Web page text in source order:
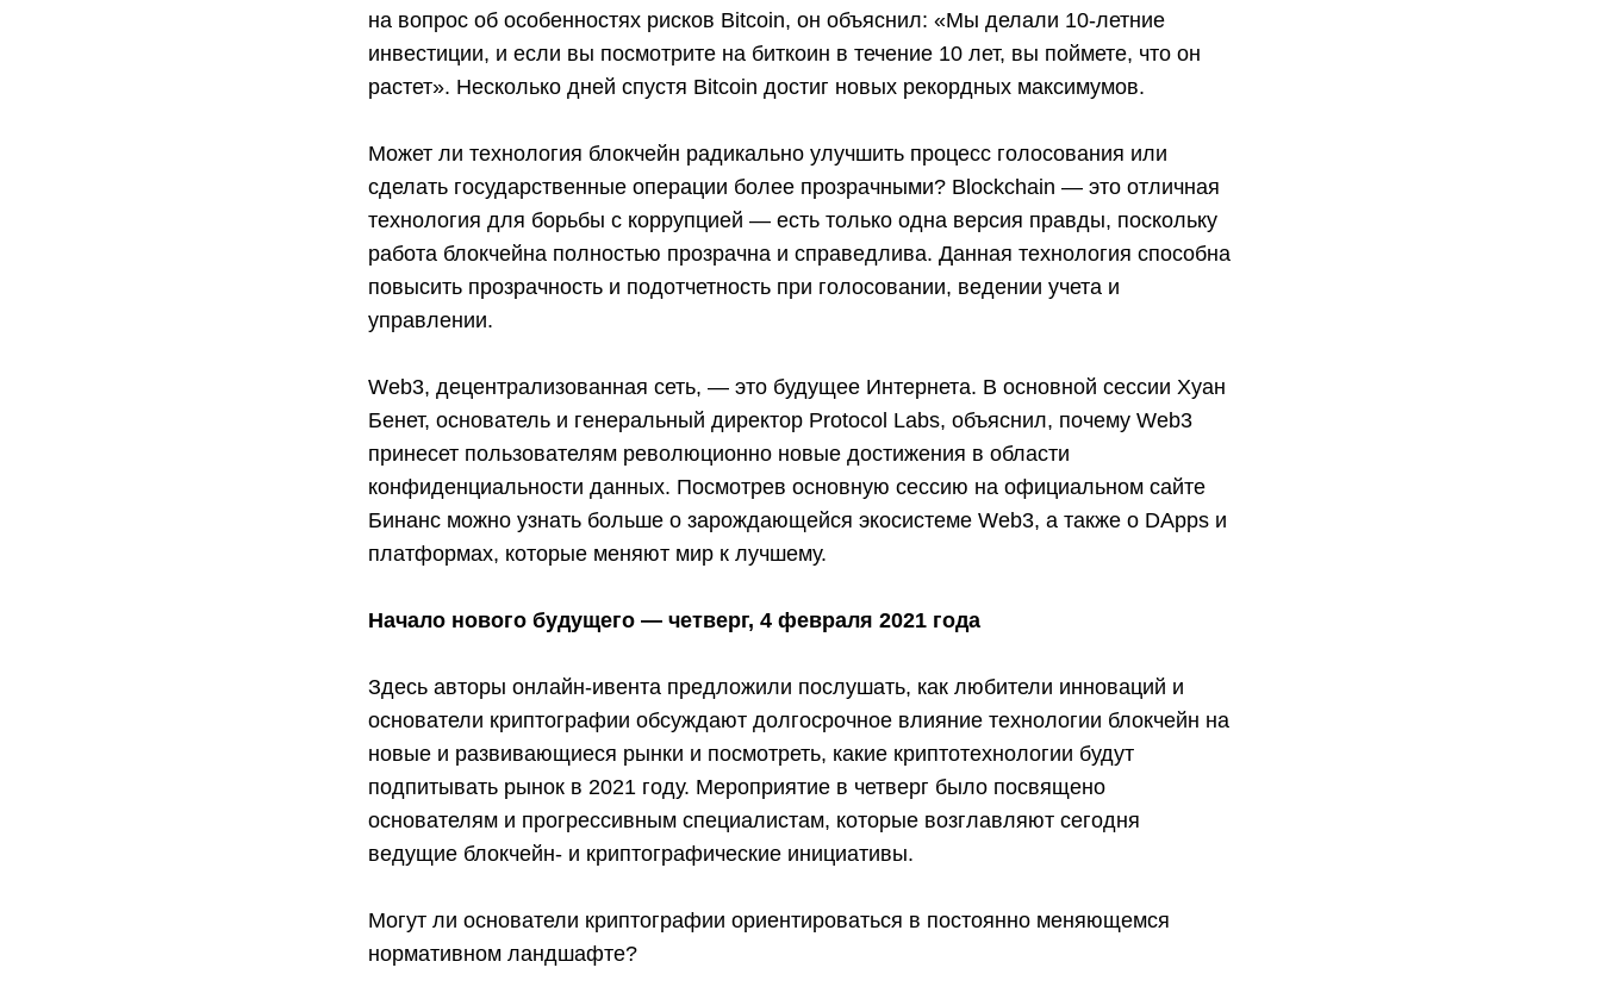
на вопрос об особенностях рисков Bitcoin, он объяснил: «Мы делали 10-летние
инвестиции, и если вы посмотрите на биткоин в течение 10 лет, вы поймете, что он
растет». Несколько дней спустя Bitcoin достиг новых рекордных максимумов.
Может ли технология блокчейн радикально улучшить процесс голосования или
сделать государственные операции более прозрачными? Blockchain — это отличная
технология для борьбы с коррупцией — есть только одна версия правды, поскольку
работа блокчейна полностью прозрачна и справедлива. Данная технология способна
повысить прозрачность и подотчетность при голосовании, ведении учета и
управлении.
Web3, децентрализованная сеть, — это будущее Интернета. В основной сессии Хуан
Бенет, основатель и генеральный директор Protocol Labs, объяснил, почему Web3
принесет пользователям революционно новые достижения в области
конфиденциальности данных. Посмотрев основную сессию на официальном сайте
Бинанс можно узнать больше о зарождающейся экосистеме Web3, а также о DApps и
платформах, которые меняют мир к лучшему.
Начало нового будущего — четверг, 4 февраля 2021 года
Здесь авторы онлайн-ивента предложили послушать, как любители инноваций и
основатели криптографии обсуждают долгосрочное влияние технологии блокчейн на
новые и развивающиеся рынки и посмотреть, какие криптотехнологии будут
подпитывать рынок в 2021 году. Мероприятие в четверг было посвящено
основателям и прогрессивным специалистам, которые возглавляют сегодня
ведущие блокчейн- и криптографические инициативы.
Могут ли основатели криптографии ориентироваться в постоянно меняющемся
нормативном ландшафте?